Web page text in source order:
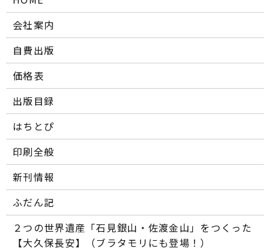
会社案内
自費出版
価格表
出版目録
はちとぴ
印刷全般
新刊情報
ふだん記
２つの世界遺産「石見銀山・佐渡金山」をつくった
【大久保長安】（ブラタモリにも登場！）